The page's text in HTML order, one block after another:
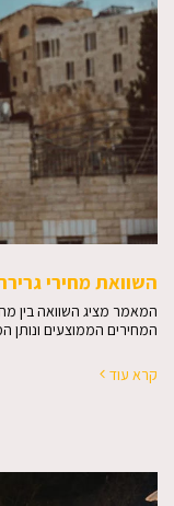
השוואת מחירי גרירת
המחירים הממוצעים ונותן
קרא עוד